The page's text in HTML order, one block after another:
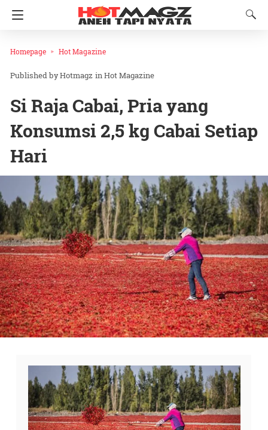
Homepage Hot Magazine
Hotmagz inHot Magazine
Si Raja Cabai, Pria yang
Konsumsi 2,5 kg Cabai Setiap
Hari